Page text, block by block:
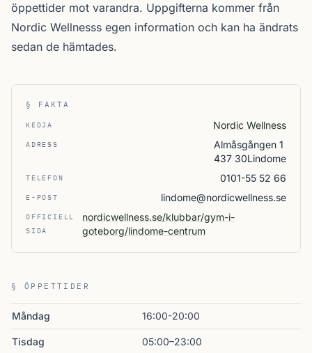
öppettider mot varandra. Uppgifterna kommer från
Nordic Wellnesss egen information och kan ha ändrats
sedan de hämtades.
§ FAKTA
KEDJA Nordic Wellness
ADRESS
Almåsgången 1
437 30Lindome
TELEFON 0101-55 52 66
E-POST lindome@nordicwellness.se
OFFICIELL
SIDA
nordicwellness.se/klubbar/gym-i-
goteborg/lindome-centrum
§ ÖPPETTIDER
Måndag 16:00-20:00
Tisdag 05:00–23:00